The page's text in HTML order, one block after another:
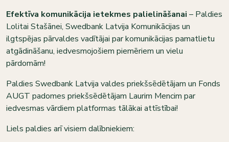
Efektīva komunikācija ietekmes palielināšanai – Paldies
Lolitai Stašānei, Swedbank Latvija Komunikācijas un
ilgtspējas pārvaldes vadītājai par komunikācijas pamatlietu
atgādināšanu, iedvesmojošiem piemēriem un vielu
pārdomām!
Paldies Swedbank Latvija valdes priekšsēdētājam un Fonds
AUGT padomes priekšsēdētājam Laurim Mencim par
iedvesmas vārdiem platformas tālākai attīstībai!
Liels paldies arī visiem dalībniekiem: